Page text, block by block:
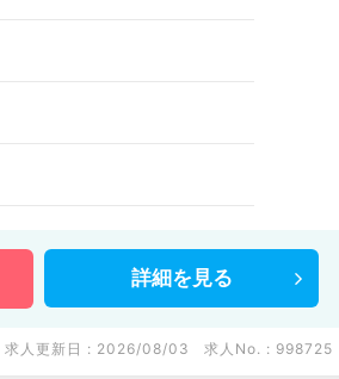
詳細を 見る
求人更新日 : 2026/08/03 求人No. : 998725